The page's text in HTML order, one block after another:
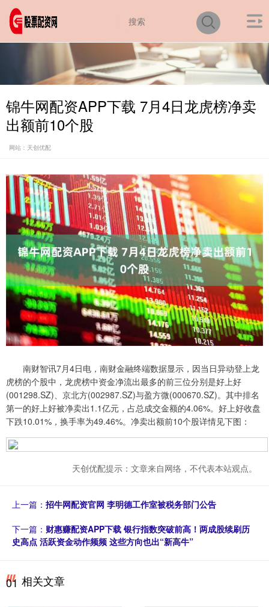
锦牛网配资APP下载 7月4日龙虎榜净卖
出额前10个股
网站：天创优配
南财智讯7月4日电，南财金融终端数据显示，因当日异动登上龙
虎榜的个股中，龙虎榜中资金净流出最多的前三位分别是好上好
(001298.SZ)、京北方(002987.SZ)与盈方微(000670.SZ)。其中排名
第一的好上好被净卖出1.1亿元，占总成交金额的4.06%。好上好收盘
下跌10.01%，换手率为49.46%。净卖出额前10个股详情见下图：
天创优配提示：文章来自网络，不代表本站观点。
上一篇： 招牛网配资官网 李明德工作室被税务部门公告
下一篇： 财惠赚配资APP下载 银行指数突破前高！两成股续刷历
史高点 活跃资金动作频频 这些方向也出“新高牛”
01 相关文章